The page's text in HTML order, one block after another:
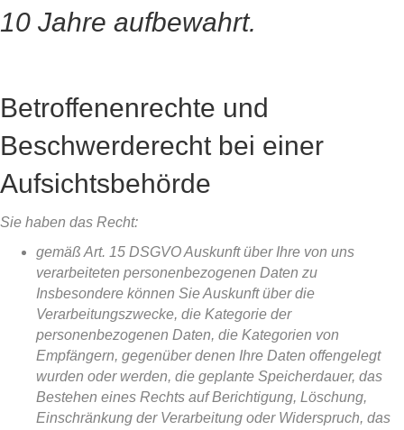
10 Jahre aufbewahrt.
Betroffenenrechte und
Beschwerderecht bei einer
Aufsichtsbehörde
Sie haben das Recht:
gemäß Art. 15 DSGVO Auskunft über Ihre von uns
verarbeiteten personenbezogenen Daten zu
Insbesondere können Sie Auskunft über die
Verarbeitungszwecke, die Kategorie der
personenbezogenen Daten, die Kategorien von
Empfängern, gegenüber denen Ihre Daten offengelegt
wurden oder werden, die geplante Speicherdauer, das
Bestehen eines Rechts auf Berichtigung, Löschung,
Einschränkung der Verarbeitung oder Widerspruch, das